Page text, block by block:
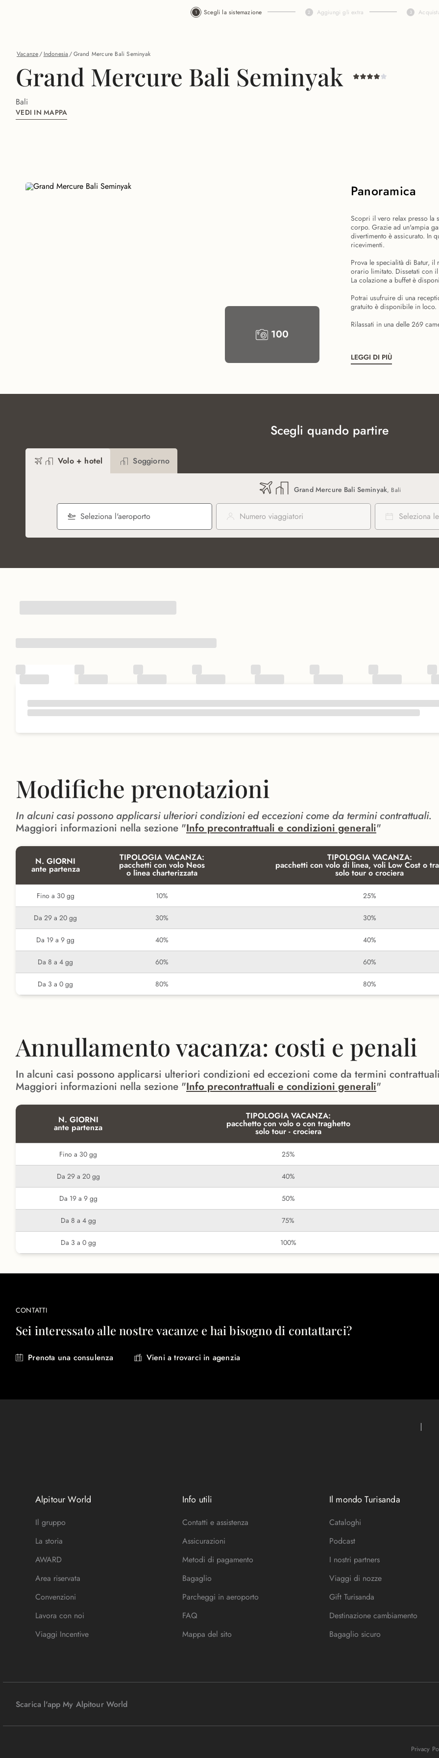
Scegli la sistemazione Aggiungi gli extra
Vacanze/ Indonesia/Grand Mercure Bali Seminyak
Grand Mercure Bali Seminyak
Bali
VEDI IN MAPPA
100
Panoramica
Scopri il vero relax presso la
corpo. Grazie ad un'ampia
divertimento è assicurato. In
ricevimenti.
Prova le specialità di Batur,
orario limitato. Dissetati con
La colazione a buffet è
Potrai usufruire di una
gratuito è disponibile in loco.
Rilassati in una delle 269
LEGGI DI PIÙ
Scegli quando partire
Volo + hotel Soggiorno
Grand Mercure Bali Seminyak, Bali
Seleziona l'aeroporto Numero viaggiatori Seleziona
Modifiche prenotazioni
In alcuni casi possono applicarsi ulteriori condizioni ed eccezioni come da termini contrattuali.
Maggiori informazioni nella sezione "Info precontrattuali e condizioni generali"
N. GIORNI
ante partenza
TIPOLOGIA VACANZA:
pacchetti con volo Neos
o linea charterizzata
TIPOLOGIA VACANZA:
pacchetti con volo di linea, voli Low Cost o
solo tour o crociera
Fino a 30 gg 10% 25%
Da 29 a 20 gg 30% 30%
Da 19 a 9 gg 40% 40%
Da 8 a 4 gg 60% 60%
Da 3 a 0 gg 80% 80%
Annullamento vacanza: costi e penali
In alcuni casi possono applicarsi ulteriori condizioni ed eccezioni come da termini contrattuali
Maggiori informazioni nella sezione "Info precontrattuali e condizioni generali"
N. GIORNI
ante partenza
TIPOLOGIA VACANZA:
pacchetto con volo o con traghetto
solo tour - crociera
Fino a 30 gg 25%
Da 29 a 20 gg 40%
Da 19 a 9 gg 50%
Da 8 a 4 gg 75%
Da 3 a 0 gg 100%
CONTATTI
Sei interessato alle nostre vacanze e hai bisogno di contattarci?
Prenota una consulenza Vieni a trovarci in agenzia
Alpitour World
Il gruppo
La storia
AWARD
Area riservata
Convenzioni
Lavora con noi
Viaggi Incentive
Info utili
Contatti e assistenza
Assicurazioni
Metodi di pagamento
Bagaglio
Parcheggi in aeroporto
FAQ
Mappa del sito
Il mondo Turisanda
Cataloghi
Podcast
I nostri partners
Viaggi di nozze
Gift Turisanda
Destinazione cambiamento
Bagaglio sicuro
Scarica l'app My Alpitour World
Privacy